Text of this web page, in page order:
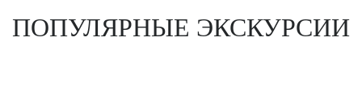
ПОПУЛЯРНЫЕ ЭКСКУРСИИ